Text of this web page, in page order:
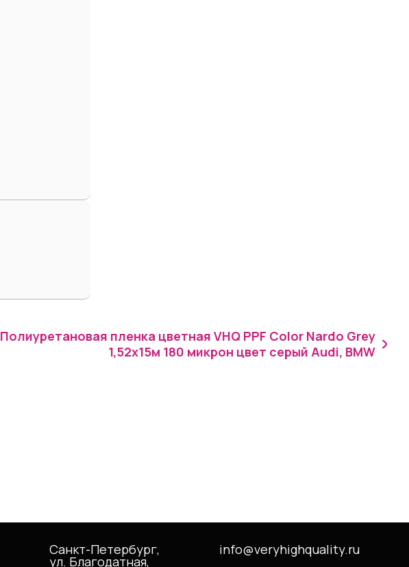
Полиуретановая пленка цветная VHQ PPF Color Nardo Grey
1,52х15м 180 микрон цвет серый Audi, BMW
Санкт-Петербург,
ул. Благодатная,
info@veryhighquality.ru